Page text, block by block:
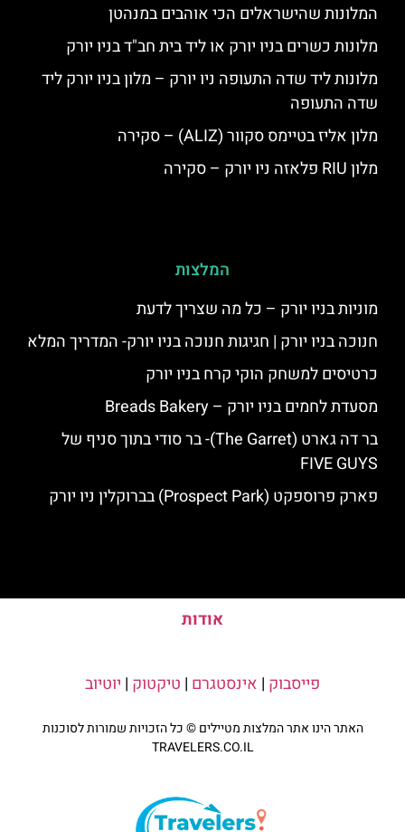
המלונות שהישראלים הכי אוהבים במנהטן
מלונות כשרים בניו יורק או ליד בית חב"ד בניו יורק
מלונות ליד שדה התעופה ניו יורק – מלון בניו יורק ליד
שדה התעופה
מלון אליז בטיימס סקוור (ALIZ) – סקירה
מלון RIU פלאזה ניו יורק – סקירה
המלצות
מוניות בניו יורק – כל מה שצריך לדעת
חנוכה בניו יורק | חגיגות חנוכה בניו יורק- המדריך המלא
כרטיסים למשחק הוקי קרח בניו יורק
מסעדת לחמים בניו יורק – Breads Bakery
בר דה גארט (The Garret)- בר סודי בתוך סניף של
FIVE GUYS
פארק פרוספקט (Prospect Park) בברוקלין ניו יורק
אודות
פייסבוק | אינסטגרם | טיקטוק | יוטיוב
האתר הינו אתר המלצות מטיילים © כל הזכויות שמורות לסוכנות
TRAVELERS.CO.IL